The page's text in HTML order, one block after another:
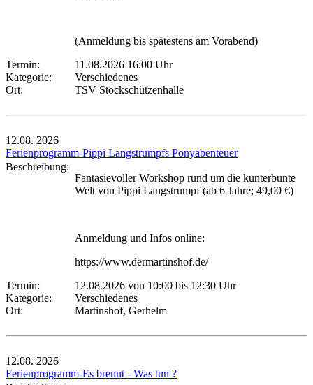
(Anmeldung bis spätestens am Vorabend)
Termin:
11.08.2026 16:00 Uhr
Kategorie:
Verschiedenes
Ort:
TSV Stockschützenhalle
12.08. 2026
Ferienprogramm-Pippi Langstrumpfs Ponyabenteuer
Beschreibung:
Fantasievoller Workshop rund um die kunterbunte
Welt von Pippi Langstrumpf (ab 6 Jahre; 49,00 €)
Anmeldung und Infos online:
https://www.dermartinshof.de/
Termin:
12.08.2026 von 10:00 bis 12:30 Uhr
Kategorie:
Verschiedenes
Ort:
Martinshof, Gerhelm
12.08. 2026
Ferienprogramm-Es brennt - Was tun ?